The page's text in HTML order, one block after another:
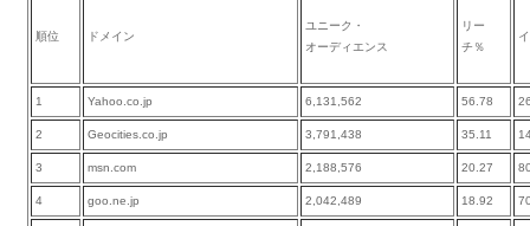
順位 ドメイン
ユニーク・
オーディエンス
リー
チ％
1 Yahoo.co.jp 6,131,562 56.78
2 Geocities.co.jp 3,791,438 35.11
3 msn.com 2,188,576 20.27
4 goo.ne.jp 2,042,489 18.92